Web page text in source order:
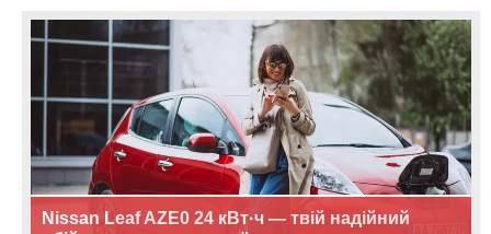
Nissan Leaf AZE0 24 кВт·ч — твій надійний